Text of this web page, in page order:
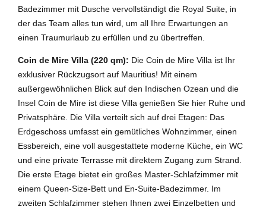
Badezimmer mit Dusche vervollständigt die Royal Suite, in
der das Team alles tun wird, um all Ihre Erwartungen an
einen Traumurlaub zu erfüllen und zu übertreffen.
Coin de Mire Villa (220 qm): Die Coin de Mire Villa ist Ihr
exklusiver Rückzugsort auf Mauritius! Mit einem
außergewöhnlichen Blick auf den Indischen Ozean und die
Insel Coin de Mire ist diese Villa genießen Sie hier Ruhe und
Privatsphäre. Die Villa verteilt sich auf drei Etagen: Das
Erdgeschoss umfasst ein gemütliches Wohnzimmer, einen
Essbereich, eine voll ausgestattete moderne Küche, ein WC
und eine private Terrasse mit direktem Zugang zum Strand.
Die erste Etage bietet ein großes Master-Schlafzimmer mit
einem Queen-Size-Bett und En-Suite-Badezimmer. Im
zweiten Schlafzimmer stehen Ihnen zwei Einzelbetten und